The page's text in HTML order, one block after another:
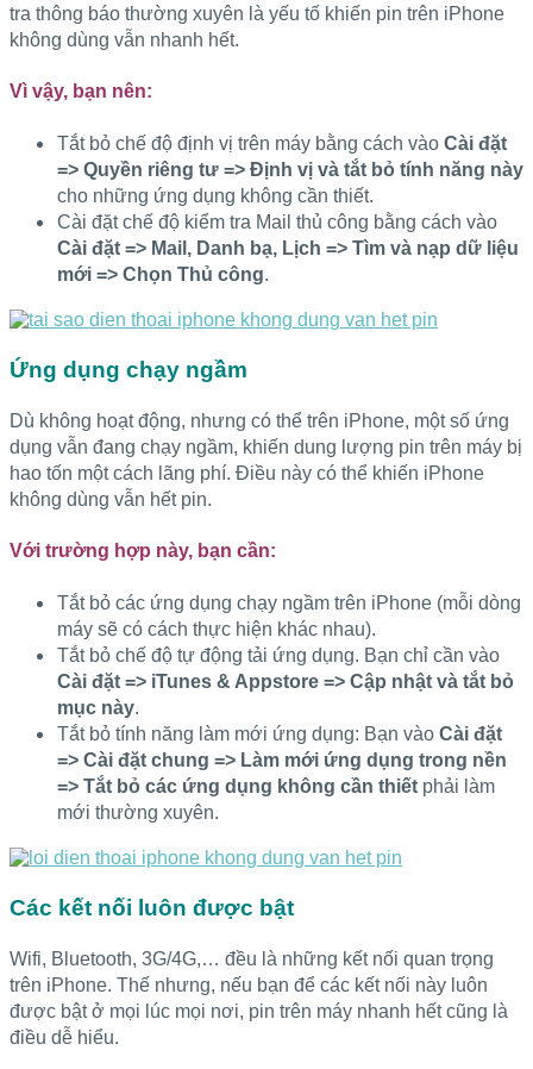
tra thông báo thường xuyên là yếu tố khiến pin trên iPhone
không dùng vẫn nhanh hết.
Vì vậy, bạn nên:
Tắt bỏ chế độ định vị trên máy bằng cách vào Cài đặt
=> Quyền riêng tư => Định vị và tắt bỏ tính năng này
cho những ứng dụng không cần thiết.
Cài đặt chế độ kiểm tra Mail thủ công bằng cách vào
Cài đặt => Mail, Danh bạ, Lịch => Tìm và nạp dữ liệu
mới => Chọn Thủ công.
Ứng dụng chạy ngầm
Dù không hoạt động, nhưng có thể trên iPhone, một số ứng
dụng vẫn đang chạy ngầm, khiến dung lượng pin trên máy bị
hao tốn một cách lãng phí. Điều này có thể khiến iPhone
không dùng vẫn hết pin.
Với trường hợp này, bạn cần:
Tắt bỏ các ứng dụng chạy ngầm trên iPhone (mỗi dòng
máy sẽ có cách thực hiện khác nhau).
Tắt bỏ chế độ tự động tải ứng dụng. Bạn chỉ cần vào
Cài đặt => iTunes & Appstore => Cập nhật và tắt bỏ
mục này.
Tắt bỏ tính năng làm mới ứng dụng: Bạn vào Cài đặt
=> Cài đặt chung => Làm mới ứng dụng trong nền
=> Tắt bỏ các ứng dụng không cần thiết phải làm
mới thường xuyên.
Các kết nối luôn được bật
Wifi, Bluetooth, 3G/4G,… đều là những kết nối quan trọng
trên iPhone. Thế nhưng, nếu bạn để các kết nối này luôn
được bật ở mọi lúc mọi nơi, pin trên máy nhanh hết cũng là
điều dễ hiểu.